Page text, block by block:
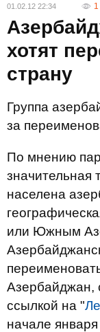
01.02.12 22:34
хотят
страну
Группа
за
По мнению
значительная
населена
или Южным
Азербайджан,
ссылкой на "
начале